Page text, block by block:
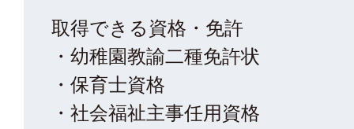
取得できる資格・免許
・幼稚園教諭二種免許状
・保育士資格
・社会福祉主事任用資格